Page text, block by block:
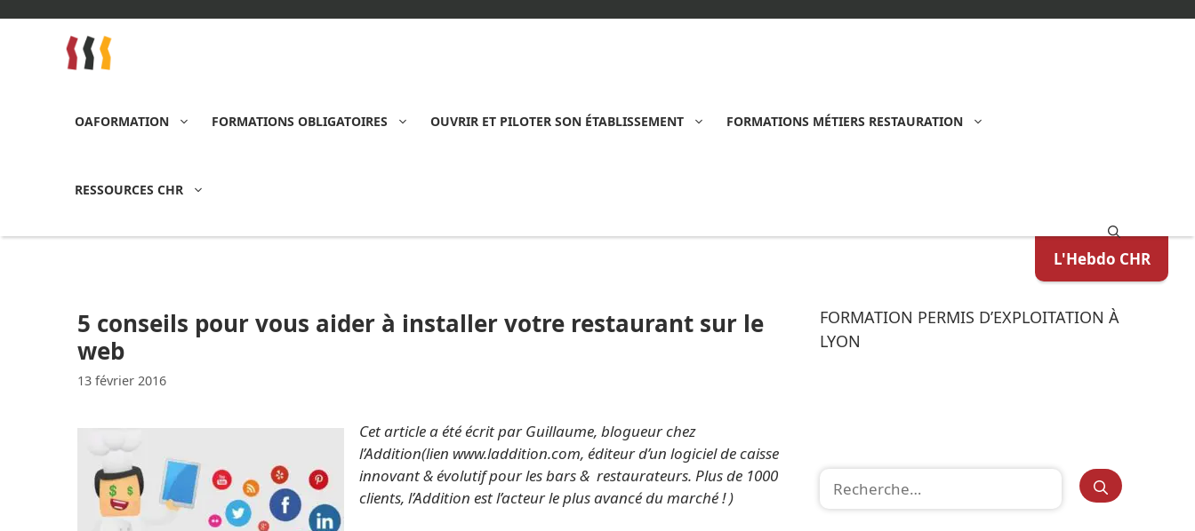
OAFORMATION FORMATIONS OBLIGATOIRES OUVRIR ET PILOTER SON ÉTABLISSEMENT FORMATIONS MÉTIERS RESTAURATION
RESSOURCES CHR
L'Hebdo CHR
5 conseils pour vous aider à installer votre restaurant sur le
web
13 février 2016
Cet article a été écrit par Guillaume, blogueur chez
l’Addition(lien www.laddition.com, éditeur d’un logiciel de caisse
innovant & évolutif pour les bars & restaurateurs. Plus de 1000
clients, l’Addition est l’acteur le plus avancé du marché ! )
FORMATION PERMIS D’EXPLOITATION À
LYON